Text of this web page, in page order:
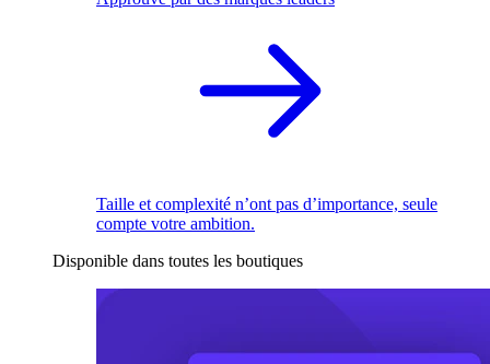
Taille et complexité n’ont pas d’importance, seule
compte votre ambition.
Disponible dans toutes les boutiques